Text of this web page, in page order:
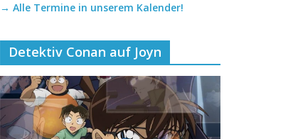
→ Alle Termine in unserem Kalender!
Detektiv Conan auf Joyn